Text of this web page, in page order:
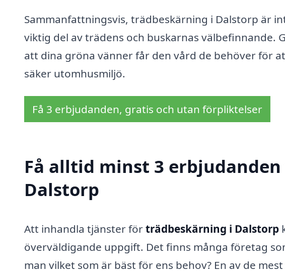
Sammanfattningsvis, trädbeskärning i Dalstorp är
viktig del av trädens och buskarnas välbefinnande.
att dina gröna vänner får den vård de behöver för
säker utomhusmiljö.
Få 3 erbjudanden, gratis och utan förpliktelser
Få alltid minst 3
Dalstorp
Att inhandla tjänster förträdbeskärning i Dalstorp
överväldigande uppgift. Det finns många företag
man vilket som är bäst för ens behov? En av de